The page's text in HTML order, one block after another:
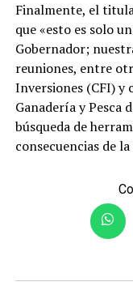
Finalmente, el
que «esto es solo
Gobernador;
reuniones, entre
Inversiones (CFI) y
Ganadería y Pesca
búsqueda de
consecuencias de